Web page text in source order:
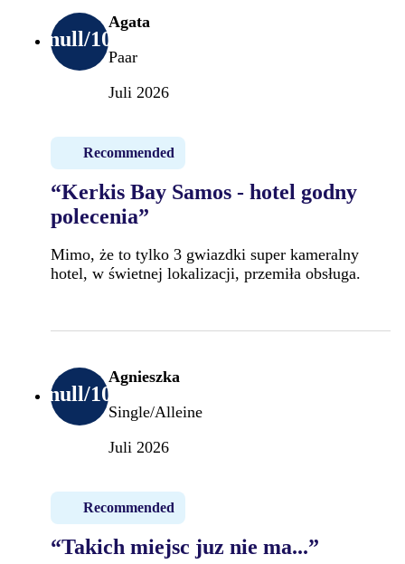
null/10
Agata
Paar
Juli 2026
Recommended
“Kerkis Bay Samos - hotel godny
polecenia”
Mimo, że to tylko 3 gwiazdki super kameralny
hotel, w świetnej lokalizacji, przemiła obsługa.
null/10
Agnieszka
Single/Alleine
Juli 2026
Recommended
“Takich miejsc juz nie ma...”